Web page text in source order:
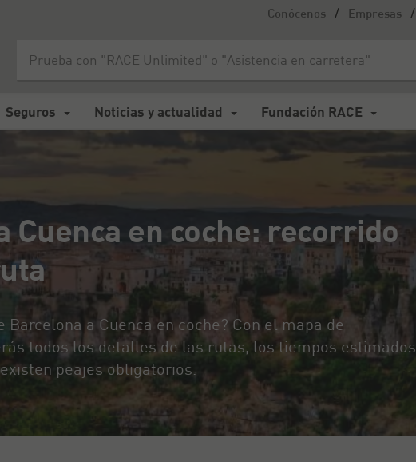
Conócenos / Empresas /
Seguros Noticias y actualidad Fundación RACE
a Cuenca en coche: recorrido y tiempos en ruta
Cuenca en coche: recorrido
Barcelona a Cuenca en coche? Con el mapa de
todos los detalles de las rutas, los tiempos estimados
peajes obligatorios.